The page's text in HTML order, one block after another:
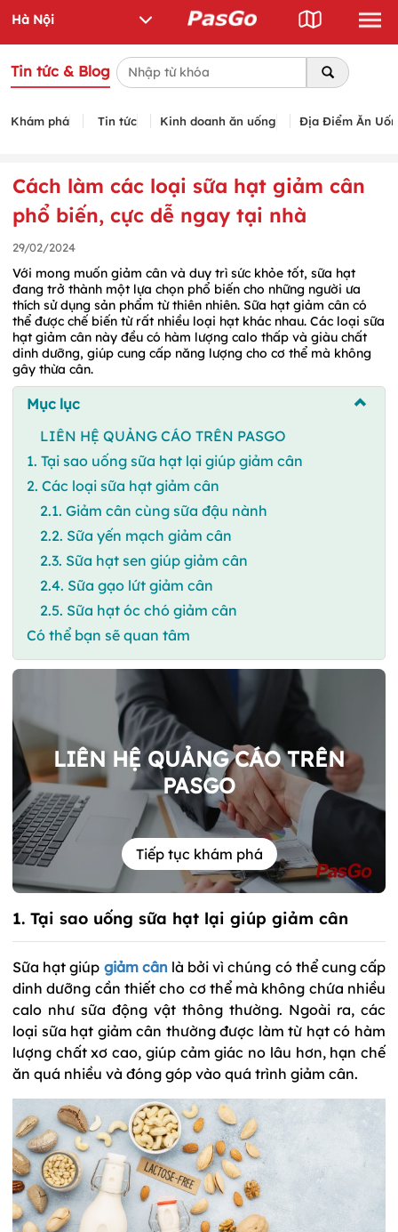
Tin tức & Blog
Khám phá Tin tức Kinh doanh ăn uống Địa Điểm Ăn
Cách làm các loại sữa hạt giảm cân
phổ biến, cực dễ ngay tại nhà
29/02/2024
Với mong muốn giảm cân và duy trì sức khỏe tốt, sữa hạt
đang trở thành một lựa chọn phổ biến cho những người ưa
thích sử dụng sản phẩm từ thiên nhiên. Sữa hạt giảm cân có
thể được chế biến từ rất nhiều loại hạt khác nhau. Các loại sữa
hạt giảm cân này đều có hàm lượng calo thấp và giàu chất
dinh dưỡng, giúp cung cấp năng lượng cho cơ thể mà không
gây thừa cân.
Mục lục
LIÊN HỆ QUẢNG CÁO TRÊN PASGO
1. Tại sao uống sữa hạt lại giúp giảm cân
2. Các loại sữa hạt giảm cân
2.1. Giảm cân cùng sữa đậu nành
2.2. Sữa yến mạch giảm cân
2.3. Sữa hạt sen giúp giảm cân
2.4. Sữa gạo lứt giảm cân
2.5. Sữa hạt óc chó giảm cân
Có thể bạn sẽ quan tâm
LIÊN HỆ QUẢNG CÁO TRÊN
PASGO
Tiếp tục khám phá
1. Tại sao uống sữa hạt lại giúp giảm cân
Sữa hạt giúp giảm cân là bởi vì chúng có thể cung cấp
dinh dưỡng cần thiết cho cơ thể mà không chứa nhiều
calo như sữa động vật thông thường. Ngoài ra, các
loại sữa hạt giảm cân thường được làm từ hạt có hàm
lượng chất xơ cao, giúp cảm giác no lâu hơn, hạn chế
ăn quá nhiều và đóng góp vào quá trình giảm cân.